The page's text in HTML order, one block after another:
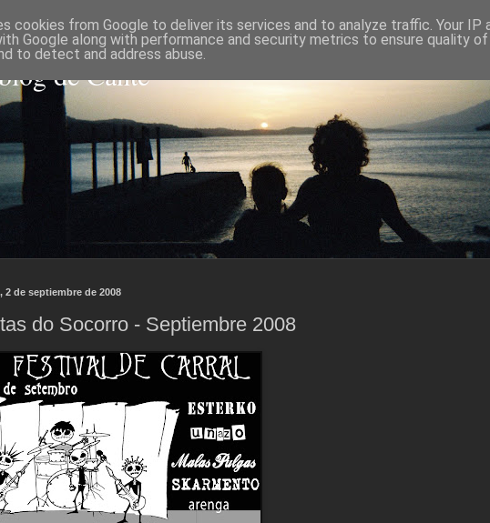
de Cante
2 de septiembre de 2008
do Socorro - Septiembre 2008
cookies from Google to deliver its services and to analyze traffic. Your IP
Google along with performance and security metrics to ensure quality
to detect and address abuse.